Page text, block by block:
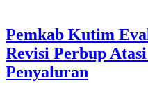
Pemkab Kutim
Revisi Perbup
Penyaluran